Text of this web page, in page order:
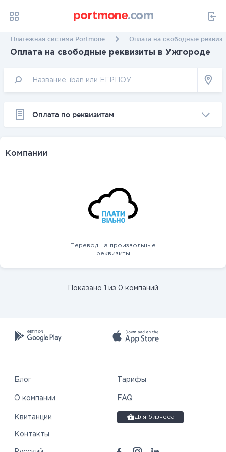
Платежная система Portmone Оплата на свободные
Оплата на свободные реквизиты в Ужгороде
Оплата по реквизитам
Компании
Перевод на произвольные
реквизиты
Показано 1 из 0 компаний
Блог Тарифы
О компании
Квитанции
FAQ
Контакты
Для бизнеса